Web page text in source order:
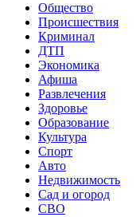
Общество
Происшествия
Криминал
ДТП
Экономика
Афиша
Развлечения
Здоровье
Образование
Культура
Спорт
Авто
Недвижимость
Сад и огород
СВО